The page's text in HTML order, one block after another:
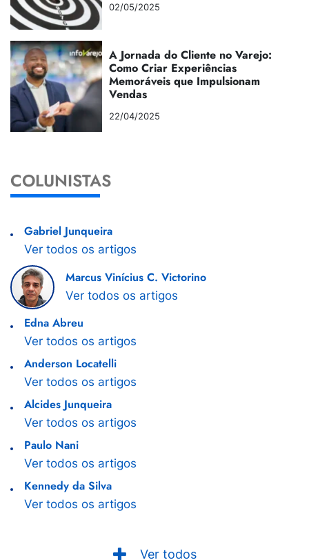
02/05/2025
A Jornada do Cliente no Varejo:
Como Criar Experiências
Memoráveis que Impulsionam
Vendas
22/04/2025
COLUNISTAS
Gabriel Junqueira
Ver todos os artigos
Marcus Vinícius C. Victorino
Ver todos os artigos
Edna Abreu
Ver todos os artigos
Anderson Locatelli
Ver todos os artigos
Alcides Junqueira
Ver todos os artigos
Paulo Nani
Ver todos os artigos
Kennedy da Silva
Ver todos os artigos
Ver todos